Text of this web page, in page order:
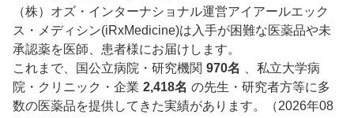
（株）オズ・インターナショナル運営アイアールエック
ス・メディシン(iRxMedicine)は入手が困難な医薬品や未
承認薬を医師、患者様にお届けします。
これまで、国公立病院・研究機関 970名
、私立大学病
院・クリニック・企業 2,418名 の先生・研究者方等に多
数の医薬品を提供してきた実績があります。（2026年08